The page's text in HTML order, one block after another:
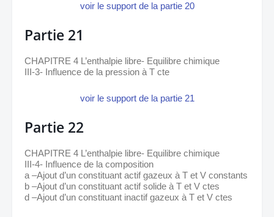
voir le support de la partie 20
Partie 21
CHAPITRE 4 L’enthalpie libre- Equilibre chimique
III-3- Influence de la pression à T cte
voir le support de la partie 21
Partie 22
CHAPITRE 4 L’enthalpie libre- Equilibre chimique
III-4- Influence de la composition
a –Ajout d’un constituant actif gazeux à T et V constants
b –Ajout d’un constituant actif solide à T et V ctes
d –Ajout d’un constituant inactif gazeux à T et V ctes